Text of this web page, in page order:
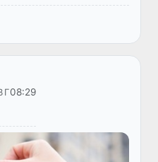
киритилишининг
08:29